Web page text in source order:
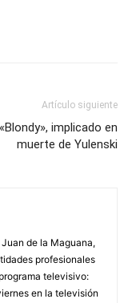
Artículo siguiente
implicado en
muerte de Yulenski
de la Maguana,
profesionales
televisivo:
en la televisión